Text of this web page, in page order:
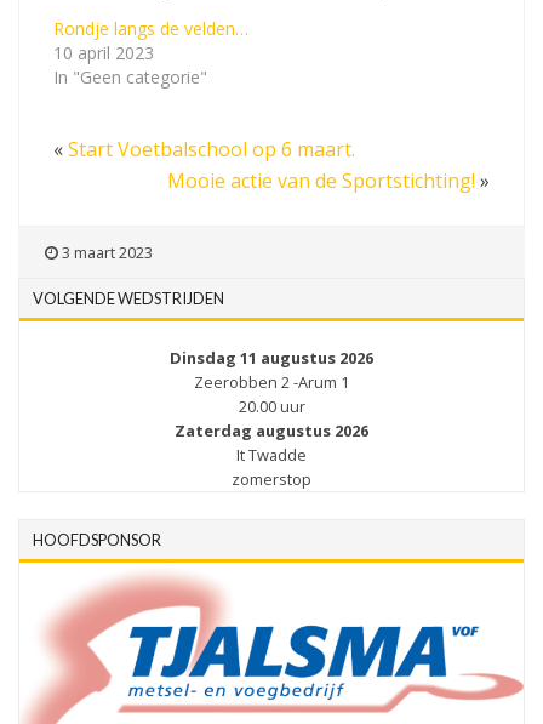
Rondje langs de velden…
10 april 2023
In "Geen categorie"
«Start Voetbalschool op 6 maart.
Mooie actie van de Sportstichting! »
3 maart 2023
VOLGENDE WEDSTRIJDEN
Dinsdag 11 augustus 2026
Zeerobben 2 -Arum 1
20.00 uur
Zaterdag augustus 2026
It Twadde
zomerstop
HOOFDSPONSOR